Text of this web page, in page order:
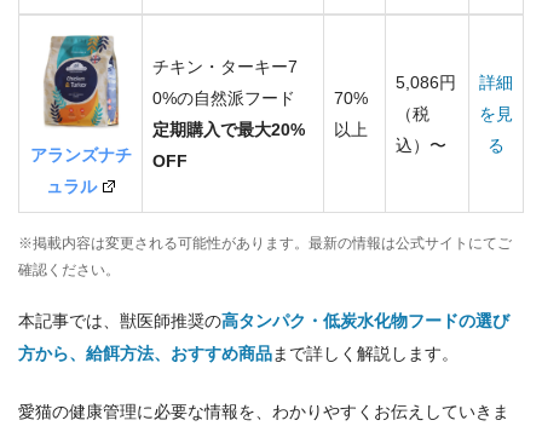
アランズナチ
ュラル
チキン・ターキー7
0%の自然派フード
定期購入で最大20%
OFF
70%
以上
5,086円
（税
込）〜
詳細
を見
る
※掲載内容は変更される可能性があります。最新の情報は公式サイトにてご
確認ください。
本記事では、獣医師推奨の高タンパク・低炭水化物フードの選び
方から、給餌方法、おすすめ商品まで詳しく解説します。
愛猫の健康管理に必要な情報を、わかりやすくお伝えしていきま